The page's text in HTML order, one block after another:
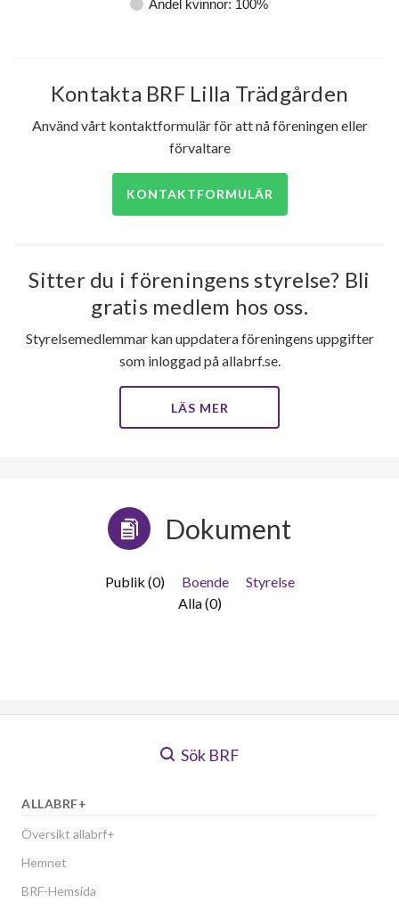
Andel kvinnor: 100%
Kontakta BRF Lilla Trädgården
Använd vårt kontaktformulär för att nå föreningen eller
förvaltare
KONTAKTFORMULÄR
Sitter du i föreningens styrelse? Bli
gratis medlem hos oss.
Styrelsemedlemmar kan uppdatera föreningens uppgifter
som inloggad på allabrf.se.
LÄS MER
Dokument
Publik (0) Boende
Styrelse
Alla (0)
Sök BRF
ALLABRF+
Översikt allabrf+
Hemnet
BRF-Hemsida